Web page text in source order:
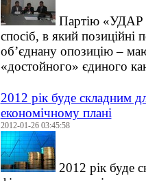
Партію «УДАР
спосіб, в який позиційні
об’єднану опозицію –
«достойного» єдиного
2012 рік буде складним
економічному плані
2012-01-26 03:45:58
2012 рік буде